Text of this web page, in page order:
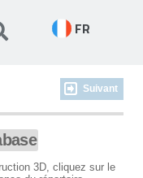
FR
Suivant
3D, cliquez sur le